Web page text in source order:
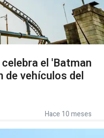
el 'Batman
de vehículos del
Hace 10 meses